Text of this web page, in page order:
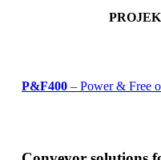
P&F400 – Power & Free